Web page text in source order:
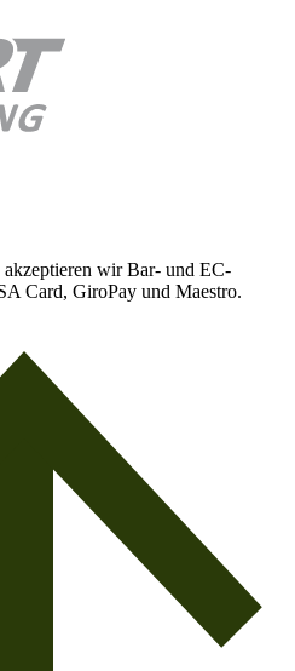
wir Bar- und EC-
Card, GiroPay und Maestro.